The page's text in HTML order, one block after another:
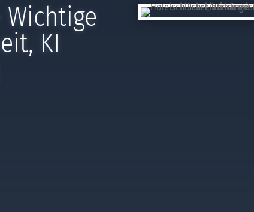
Wichtige
KI